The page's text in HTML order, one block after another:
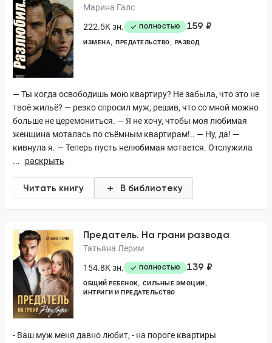
Марина Галс
222.5K зн.
ПОЛНОСТЬЮ 159 ₽
ИЗМЕНА ПРЕДАТЕЛЬСТВО РАЗВОД
— Ты когда освободишь мою квартиру? Не забыла, что это не
твоё жильё? — резко спросил муж, решив, что со мной можно
больше не церемониться. — Я не хочу, чтобы моя любимая
женщина моталась по съёмным квартирам!.. — Ну, да! —
кивнула я. — Теперь пусть нелюбимая мотается. Отслужила
...
раскрыть
Читать книгу В библиотеку
Предатель. На грани развода
Татьяна Лерим
154.8K зн.
ПОЛНОСТЬЮ 139 ₽
ОБЩИЙ РЕБЕНОК
СИЛЬНЫЕ ЭМОЦИИ
ИНТРИГИ И ПРЕДАТЕЛЬСТВО
- Ваш муж меня давно любит, - на пороге квартиры